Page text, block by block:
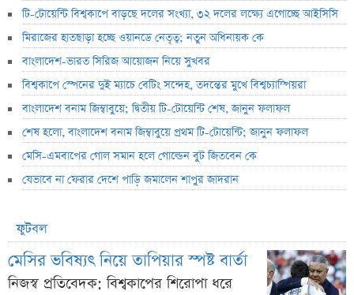
টি-টোয়েন্টি বিশ্বকাপে বাড়ছে দলের সংখ্যা, ৩২ দলের লক্ষ্যে এগোচ্ছে আইসিসি
মিরাজের হাতছাড়া হচ্ছে ওয়ানডে নেতৃত্ব; নতুন অধিনায়ক কে
বাংলাদেশ-ভারত সিরিজ আয়োজন নিয়ে সুখবর
বিশ্বকাপে স্পেনের দুই ম্যাচে বেটিং সন্দেহ, তদন্তের মুখে বিশ্বচ্যাম্পিয়রা
বাংলাদেশ বনাম জিম্বাবুয়ে; দ্বিতীয় টি-টোয়েন্টি শেষ, জানুন ফলাফল
শেষ হলো, বাংলাদেশ বনাম জিম্বাবুয়ে প্রথম টি-টোয়েন্টি; জানুন ফলাফল
মেসি-এমবাপের গোল সমান হলে গোল্ডেন বুট জিতবেন কে
যেভাবে না ফেরার দেশে পাড়ি জমালেন শাপুর জাদরান
ফুটবল
মেসির ভবিষ্যৎ নিয়ে তাপিয়ার স্পষ্ট বার্তা
নিজস্ব প্রতিবেদক: বিশ্বকাপের শিরোপা ধরে